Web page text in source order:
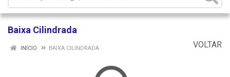
Baixa Cilindrada
VOLTAR
INÍCIO BAIXA CILINDRADA